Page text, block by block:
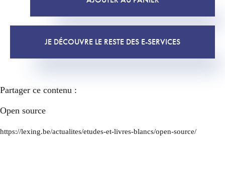
JE DÉCOUVRE LE RESTE DES E-SERVICES
Partager ce contenu :
Open source
https://lexing.be/actualites/etudes-et-livres-blancs/open-source/